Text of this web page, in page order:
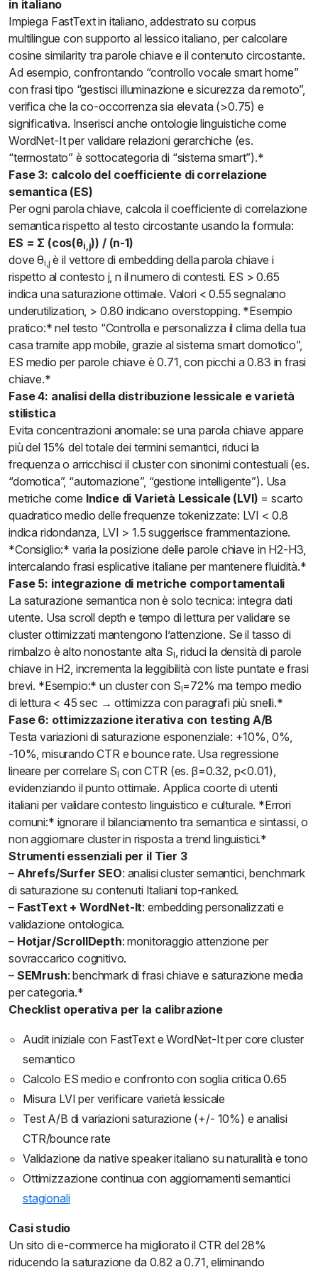
in italiano
Impiega FastText in italiano, addestrato su corpus
multilingue con supporto al lessico italiano, per calcolare
cosine similarity tra parole chiave e il contenuto circostante.
Ad esempio, confrontando “controllo vocale smart home”
con frasi tipo “gestisci illuminazione e sicurezza da remoto”,
verifica che la co-occorrenza sia elevata (>0.75) e
significativa. Inserisci anche ontologie linguistiche come
WordNet-It per validare relazioni gerarchiche (es.
“termostato” è sottocategoria di “sistema smart”).*
Fase 3: calcolo del coefficiente di correlazione
semantica (ES)
Per ogni parola chiave, calcola il coefficiente di correlazione
semantica rispetto al testo circostante usando la formula:
ES = Σ (cos(θi,j)) / (n-1)
dove θi,j è il vettore di embedding della parola chiave i
rispetto al contesto j, n il numero di contesti. ES > 0.65
indica una saturazione ottimale. Valori < 0.55 segnalano
underutilization, > 0.80 indicano overstopping. *Esempio
pratico:* nel testo “Controlla e personalizza il clima della tua
casa tramite app mobile, grazie al sistema smart domotico”,
ES medio per parole chiave è 0.71, con picchi a 0.83 in frasi
chiave.*
Fase 4: analisi della distribuzione lessicale e varietà
stilistica
Evita concentrazioni anomale: se una parola chiave appare
più del 15% del totale dei termini semantici, riduci la
frequenza o arricchisci il cluster con sinonimi contestuali (es.
“domotica”, “automazione”, “gestione intelligente”). Usa
metriche come Indice di Varietà Lessicale (LVI) = scarto
quadratico medio delle frequenze tokenizzate: LVI < 0.8
indica ridondanza, LVI > 1.5 suggerisce frammentazione.
*Consiglio:* varia la posizione delle parole chiave in H2-H3,
intercalando frasi esplicative italiane per mantenere fluidità.*
Fase 5: integrazione di metriche comportamentali
La saturazione semantica non è solo tecnica: integra dati
utente. Usa scroll depth e tempo di lettura per validare se
cluster ottimizzati mantengono l’attenzione. Se il tasso di
rimbalzo è alto nonostante alta SI, riduci la densità di parole
chiave in H2, incrementa la leggibilità con liste puntate e frasi
brevi. *Esempio:* un cluster con SI=72% ma tempo medio
di lettura < 45 sec → ottimizza con paragrafi più snelli.*
Fase 6: ottimizzazione iterativa con testing A/B
Testa variazioni di saturazione esponenziale: +10%, 0%,
-10%, misurando CTR e bounce rate. Usa regressione
lineare per correlare SI con CTR (es. β=0.32, p<0.01),
evidenziando il punto ottimale. Applica coorte di utenti
italiani per validare contesto linguistico e culturale. *Errori
comuni:* ignorare il bilanciamento tra semantica e sintassi, o
non aggiornare cluster in risposta a trend linguistici.*
Strumenti essenziali per il Tier 3
– Ahrefs/Surfer SEO: analisi cluster semantici, benchmark
di saturazione su contenuti Italiani top-ranked.
– FastText + WordNet-It: embedding personalizzati e
validazione ontologica.
– Hotjar/ScrollDepth: monitoraggio attenzione per
sovraccarico cognitivo.
– SEMrush: benchmark di frasi chiave e saturazione media
per categoria.*
Checklist operativa per la calibrazione
Audit iniziale con FastText e WordNet-It per core cluster
semantico
Calcolo ES medio e confronto con soglia critica 0.65
Misura LVI per verificare varietà lessicale
Test A/B di variazioni saturazione (+/- 10%) e analisi
CTR/bounce rate
Validazione da native speaker italiano su naturalità e tono
Ottimizzazione continua con aggiornamenti semantici
stagionali
Casi studio
Un sito di e-commerce ha migliorato il CTR del 28%
riducendo la saturazione da 0.82 a 0.71, eliminando